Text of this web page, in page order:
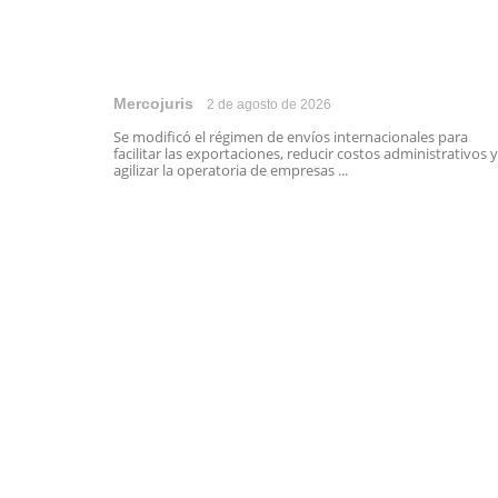
Mercojuris 2 de agosto de 2026
Se modificó el régimen de envíos internacionales para
facilitar las exportaciones, reducir costos administrativos y
agilizar la operatoria de empresas ...